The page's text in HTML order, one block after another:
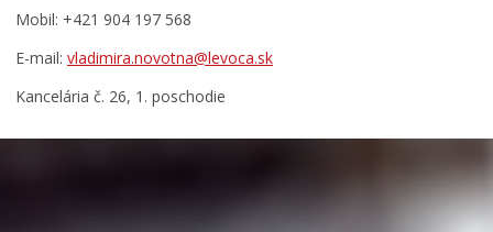
Prednosta mestského úradu
Oddelenia
Mobil: +421 904 197 568
E-mail: vladimira.novotna@levoca.sk
Kancelária č. 26, 1. poschodie